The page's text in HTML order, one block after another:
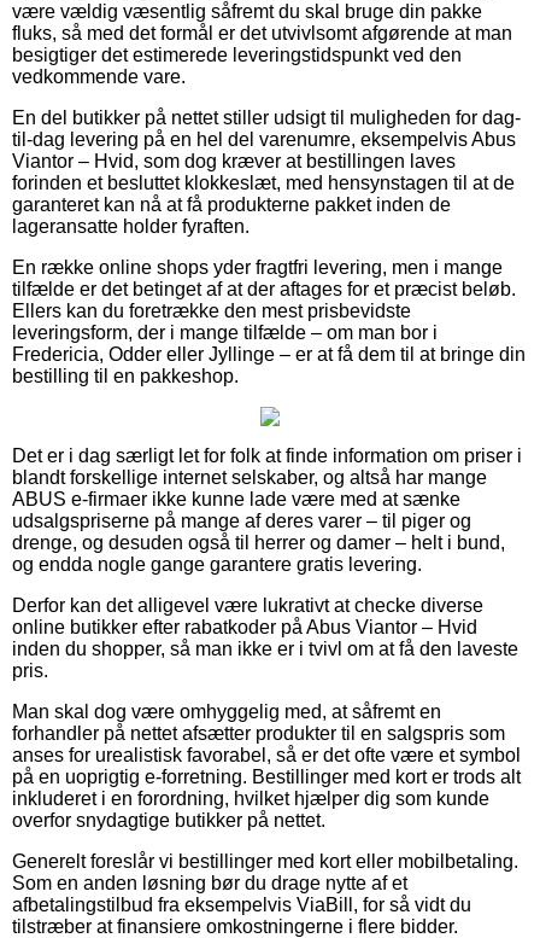
være vældig væsentlig såfremt du skal bruge din pakke
fluks, så med det formål er det utvivlsomt afgørende at man
besigtiger det estimerede leveringstidspunkt ved den
vedkommende vare.
En del butikker på nettet stiller udsigt til muligheden for dag-
til-dag levering på en hel del varenumre, eksempelvis Abus
Viantor – Hvid, som dog kræver at bestillingen laves
forinden et besluttet klokkeslæt, med hensynstagen til at de
garanteret kan nå at få produkterne pakket inden de
lageransatte holder fyraften.
En række online shops yder fragtfri levering, men i mange
tilfælde er det betinget af at der aftages for et præcist beløb.
Ellers kan du foretrække den mest prisbevidste
leveringsform, der i mange tilfælde – om man bor i
Fredericia, Odder eller Jyllinge – er at få dem til at bringe din
bestilling til en pakkeshop.
Det er i dag særligt let for folk at finde information om priser i
blandt forskellige internet selskaber, og altså har mange
ABUS e-firmaer ikke kunne lade være med at sænke
udsalgspriserne på mange af deres varer – til piger og
drenge, og desuden også til herrer og damer – helt i bund,
og endda nogle gange garantere gratis levering.
Derfor kan det alligevel være lukrativt at checke diverse
online butikker efter rabatkoder på Abus Viantor – Hvid
inden du shopper, så man ikke er i tvivl om at få den laveste
pris.
Man skal dog være omhyggelig med, at såfremt en
forhandler på nettet afsætter produkter til en salgspris som
anses for urealistisk favorabel, så er det ofte være et symbol
på en uoprigtig e-forretning. Bestillinger med kort er trods alt
inkluderet i en forordning, hvilket hjælper dig som kunde
overfor snydagtige butikker på nettet.
Generelt foreslår vi bestillinger med kort eller mobilbetaling.
Som en anden løsning bør du drage nytte af et
afbetalingstilbud fra eksempelvis ViaBill, for så vidt du
tilstræber at finansiere omkostningerne i flere bidder.